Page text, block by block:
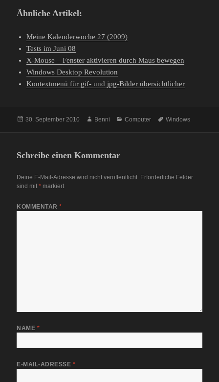
Ähnliche Artikel:
Meine Kalenderwoche 27 (2009)
Tests im Juni 08
X-Mouse – Fenster aktivieren durch Maus bewegen
Windows Desktop Revolution
Kontextmenü für gif- und jpg-Bilder übersichtlicher
Veröffentlicht
30. September 2010 Autor
Benni Kategorien
Computer Schlagwörter
Windows
Schreibe einen Kommentar
Deine E-Mail-Adresse wird nicht veröffentlicht. Erforderliche Felder
sind mit* markiert
KOMMENTAR*
NAME *
E-MAIL-ADRESSE *